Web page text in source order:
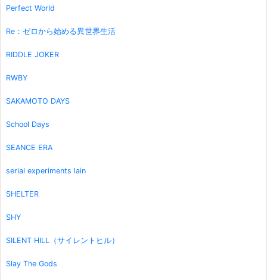
Perfect World
Re：ゼロから始める異世界生活
RIDDLE JOKER
RWBY
SAKAMOTO DAYS
School Days
SEANCE ERA
serial experiments lain
SHELTER
SHY
SILENT HILL（サイレントヒル）
Slay The Gods